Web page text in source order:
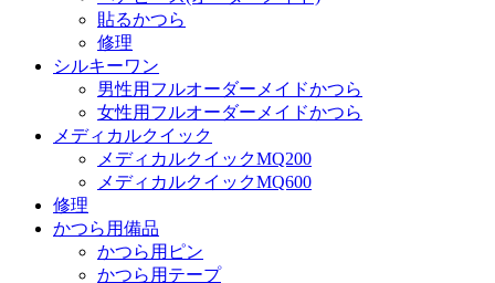
貼るかつら
修理
シルキーワン
男性用フルオーダーメイドかつら
女性用フルオーダーメイドかつら
メディカルクイック
メディカルクイックMQ200
メディカルクイックMQ600
修理
かつら用備品
かつら用ピン
かつら用テープ